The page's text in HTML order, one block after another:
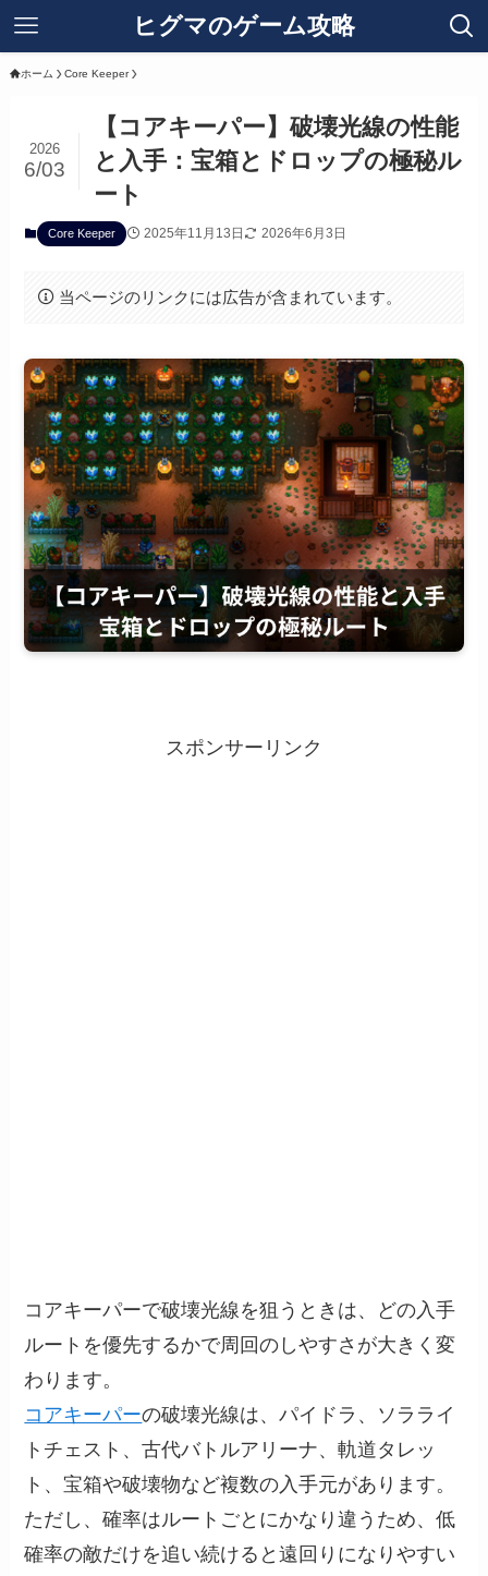
ヒグマのゲーム攻略
ホーム Core Keeper
【コアキーパー】破壊光線の性能
と入手：宝箱とドロップの極秘ル
ート
2026
6/03
Core Keeper 2025年11月13日 2026年6月3日
当ページのリンクには広告が含まれています。
スポンサーリンク
コアキーパーで破壊光線を狙うときは、どの入手
ルートを優先するかで周回のしやすさが大きく変
わります。
コアキーパーの破壊光線は、パイドラ、ソラライ
トチェスト、古代バトルアリーナ、軌道タレッ
ト、宝箱や破壊物など複数の入手元があります。
ただし、確率はルートごとにかなり違うため、低
確率の敵だけを追い続けると遠回りになりやすい